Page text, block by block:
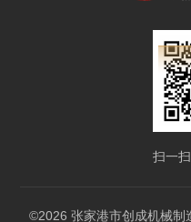
扫一
©2026 张家港市创成机械制